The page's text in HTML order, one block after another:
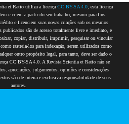
et Ratio utiliza a licençaCC BY-SA 4.0, esta licença
e criem a partir do seu trabalho, mesmo para fins
e licenciem suas novas criações sob os mesmos
são de acesso totalmente livre e imediato, e
copiar, distribuir, imprimir, pesquisar ou vincular
rastreia-los para indexação, serem utilizados como
outro propósito legal, para tanto, deve ser dado o
CC BY-SA 4.0. A Revista Scientia et Ratio não se
apreciações, julgamentos, opiniões e considerações
são de inteira e exclusiva responsabilidade de seus
autores.